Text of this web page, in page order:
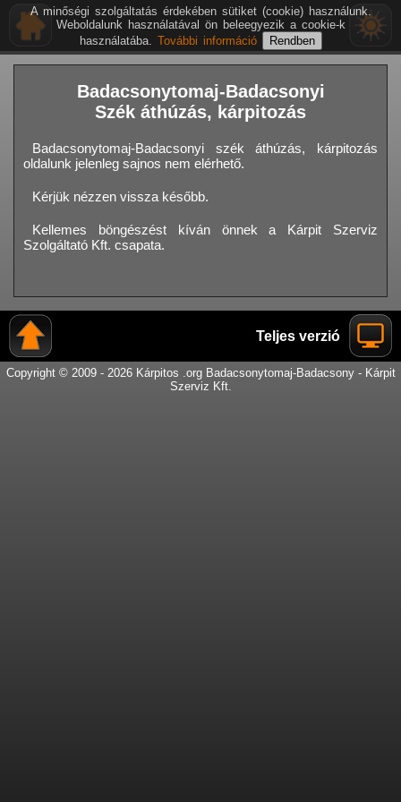
Badacsonytomaj-Badacsonyi
Szék áthúzás, kárpitozás
Badacsonytomaj-Badacsonyi szék áthúzás, kárpitozás
oldalunk jelenleg sajnos nem elérhető.
Kérjük nézzen vissza később.
Kellemes böngészést kíván önnek a Kárpit Szerviz
Szolgáltató Kft. csapata.
Teljes verzió
Copyright © 2009 - 2026 Kárpitos .org Badacsonytomaj-Badacsony - Kárpit
Szerviz Kft.
A minőségi szolgáltatás érdekében sütiket (cookie) használunk.
Weboldalunk használatával ön beleegyezik a cookie-k
használatába. További információ